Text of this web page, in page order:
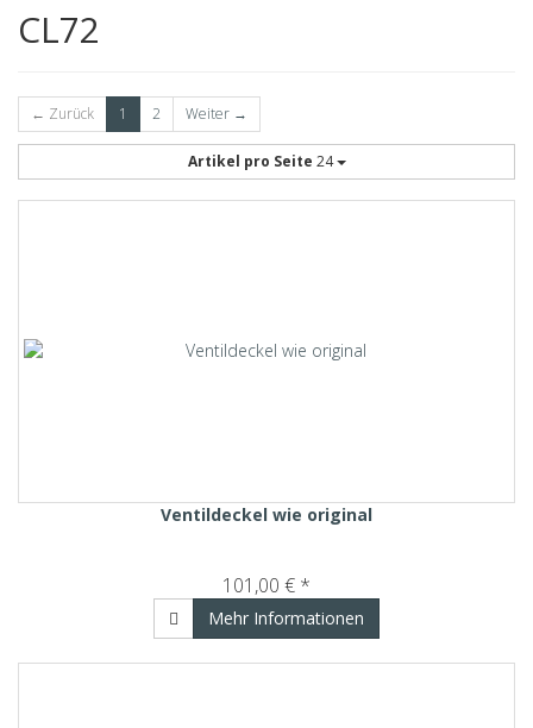
CL72
← Zurück 1 2 Weiter →
Artikel pro Seite 24
Ventildeckel wie original
101,00 € *
Mehr Informationen